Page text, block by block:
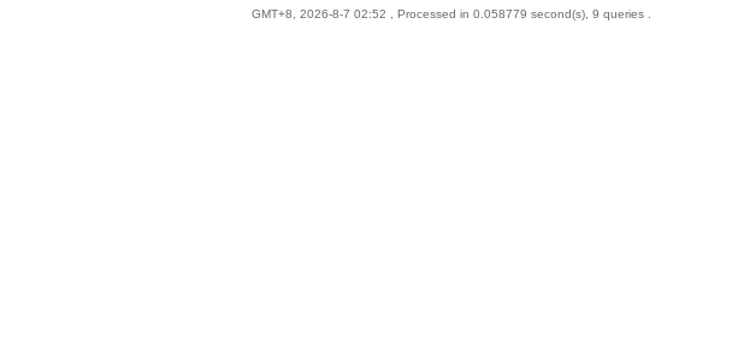
GMT+8, 2026-8-7 02:52 , Processed in 0.058779 second(s), 9 queries .